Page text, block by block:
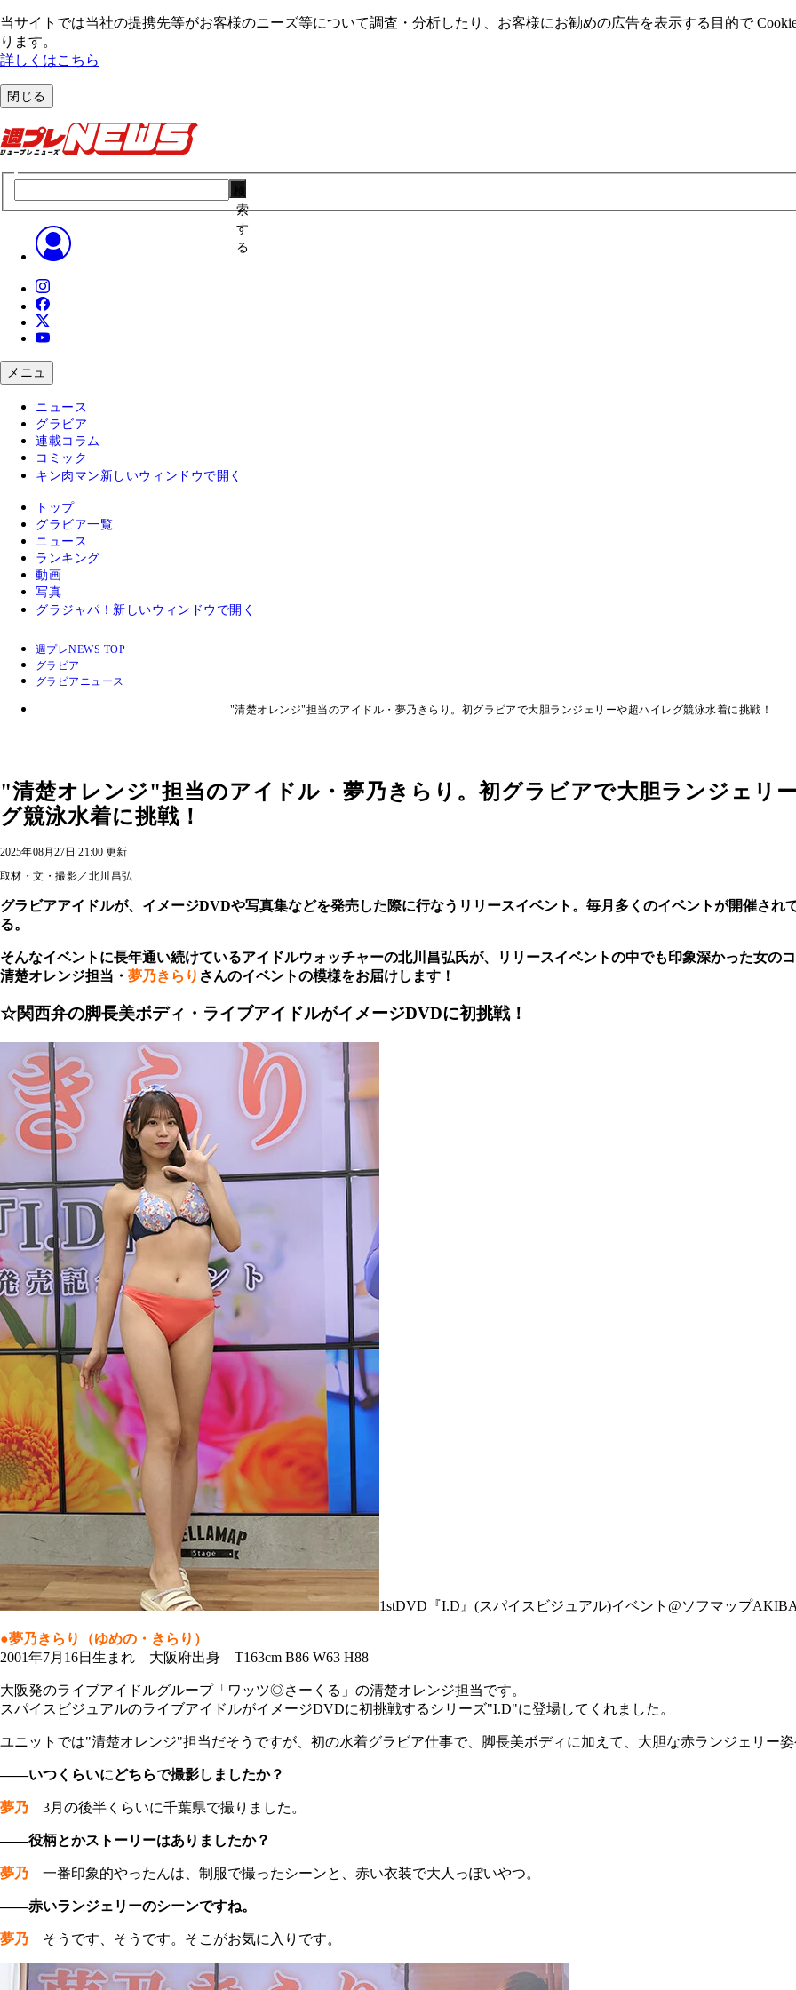
当サイトでは当社の提携先等がお客様のニーズ等について調査・分析したり、お客様にお勧めの広告を表⽰する⽬的で
ります。
詳しくはこちら
閉じる
索
す
る
メニュ
ニュース
グラビア
連載コラム
コミック
キン肉マン 新しいウィンドウで開く
トップ
グラビア一覧
ニュース
ランキング
動画
写真
グラジャパ！ 新しいウィンドウで開く
週プレNEWS TOP
グラビア
グラビアニュース
"清楚オレンジ"担当のアイドル・夢乃きらり。初グラビアで大胆ランジェリーや超ハイレグ競泳水着に挑戦！
"清楚オレンジ"担当のアイドル・夢乃きらり。初グラビアで大胆ランジェリ
グ競泳水着に挑戦！
2025年08月27日 21:00 更新
取材・文・撮影／北川昌弘
グラビアアイドルが、イメージDVDや写真集などを発売した際に行なうリリースイベント。毎月多くのイベントが開催さ
る。
そんなイベントに長年通い続けているアイドルウォッチャーの北川昌弘氏が、リリースイベントの中でも印象深かった女
清楚オレンジ担当・ 夢乃きらり さんのイベントの模様をお届けします！
☆関西弁の脚長美ボディ・ライブアイドルがイメージDVDに初挑戦！
1stDVD『I.D』(スパイスビジュアル)イベント@ソフマップ
●夢乃きらり（ゆめの・きらり）
2001年7月16日生まれ 大阪府出身 T163cm B86 W63 H88
大阪発のライブアイドルグループ「ワッツ◎さーくる」の清楚オレンジ担当です。
スパイスビジュアルのライブアイドルがイメージDVDに初挑戦するシリーズ"I.D"に登場してくれました。
ユニットでは"清楚オレンジ"担当だそうですが、初の水着グラビア仕事で、脚長美ボディに加えて、大胆な赤ランジェリー
――いつくらいにどちらで撮影しましたか？
夢乃 3月の後半くらいに千葉県で撮りました。
――役柄とかストーリーはありましたか？
夢乃 一番印象的やったんは、制服で撮ったシーンと、赤い衣装で大人っぽいやつ。
――赤いランジェリーのシーンですね。
夢乃 そうです、そうです。そこがお気に入りです。